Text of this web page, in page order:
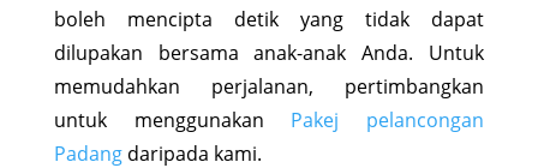
boleh mencipta detik yang tidak dapat
dilupakan bersama anak-anak Anda. Untuk
memudahkan perjalanan, pertimbangkan
untuk menggunakan Pakej pelancongan
Padangdaripada kami.